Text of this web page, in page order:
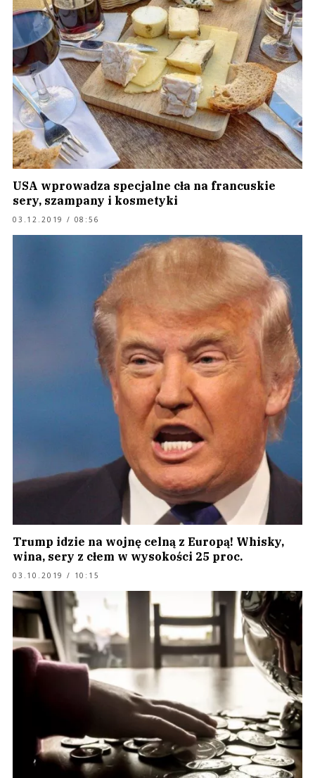
USA wprowadza specjalne cła na francuskie
sery, szampany i kosmetyki
03.12.2019 / 08:56
Trump idzie na wojnę celną z Europą! Whisky,
wina, sery z cłem w wysokości 25 proc.
03.10.2019 / 10:15